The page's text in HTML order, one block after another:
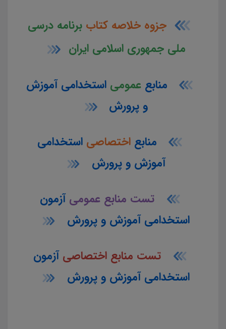
جزوه خلاصه کتاب برنامه درسی
ملی جمهوری اسلامی ایران
منابع عمومی استخدامی آموزش
و پرورش
منابعاختصاصیاستخدامی
آموزش و پرورش
تست منابع عمومی آزمون
استخدامی آموزش و پرورش
تست منابع اختصاصی آزمون
استخدامی آموزش و پرورش